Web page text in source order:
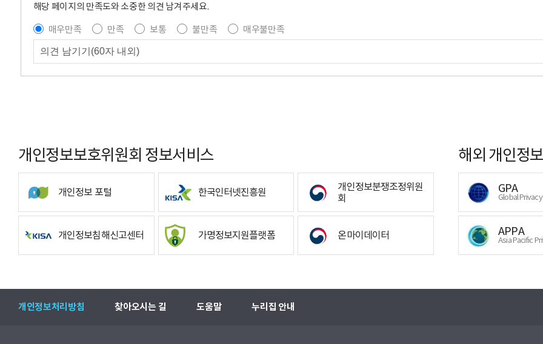
해당 페이지의 만족도와 소중한 의견 남겨주세요.
매우만족
만족 보통 불만족 매우불만족
개인정보보호위원회 정보서비스
개인정보 포털 한국인터넷진흥원
개인정보분쟁조정위원
회
개인정보침해신고센터 가명정보지원플랫폼 온마이데이터
해외 개인정
GPA
Global
APPA
Asia Pacific
개인정보처리방침 찾아오시는 길 도움말 누리집 안내